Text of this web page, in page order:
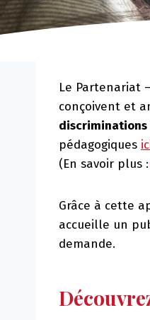
Le Partenariat
conçoivent et
discriminations
pédagogiques
(En savoir plus :
Grâce à cette
accueille un
demande.